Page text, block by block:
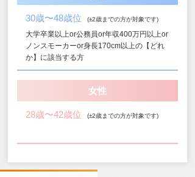
30歳〜48歳位 (±2歳までの方が対象です)
大学卒業以上or公務員or年収400万円以上or
ノンスモーカーor身長170cm以上の【どれ
か】に該当する方
女性
28歳〜42歳位 (±2歳までの方が対象です)